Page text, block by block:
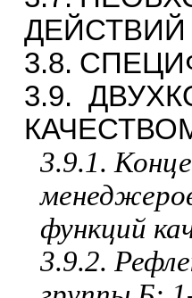
ДЕЙСТВИЙ
3.8.
3.9.
3.9.1.
функций
3.9.2.